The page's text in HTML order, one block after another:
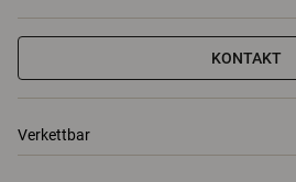
KONTAKT
Verkettbar